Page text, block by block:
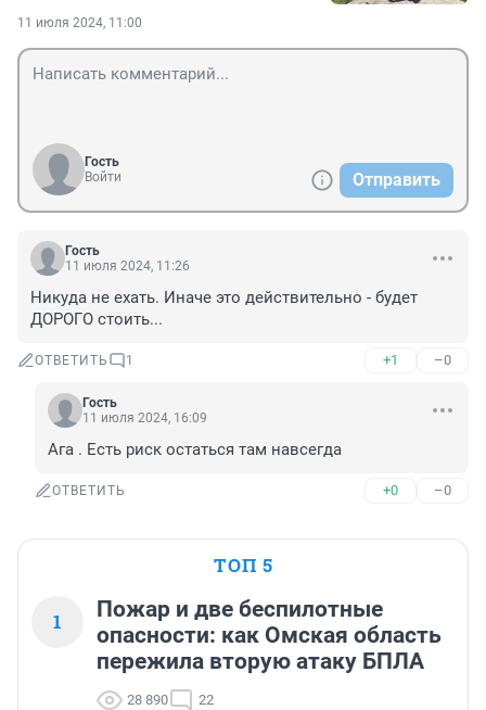
11 июля 2024, 11:00
Гость
Войти
Отправить
Гость
11 июля 2024, 11:26
Никуда не ехать. Иначе это действительно - будет
ДОРОГО стоить...
ОТВЕТИТЬ 1 +1 –0
Гость
11 июля 2024, 16:09
Ага . Есть риск остаться там навсегда
ОТВЕТИТЬ +0 –0
ТОП 5
1
Пожар и две беспилотные
опасности: как Омская область
пережила вторую атаку БПЛА
28 890 22